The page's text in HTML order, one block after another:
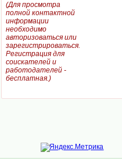
(Для просмотра
полной контактной
информации
необходимо
авторизоваться или
зарегистрироваться.
Регистрация для
соискателей и
работодателей -
бесплатная.)